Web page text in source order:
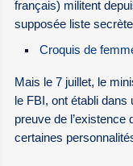
français) militent
supposée liste
Croquis de
Mais le 7 juillet, le
le FBI, ont établi dans
preuve de l’existence
certaines